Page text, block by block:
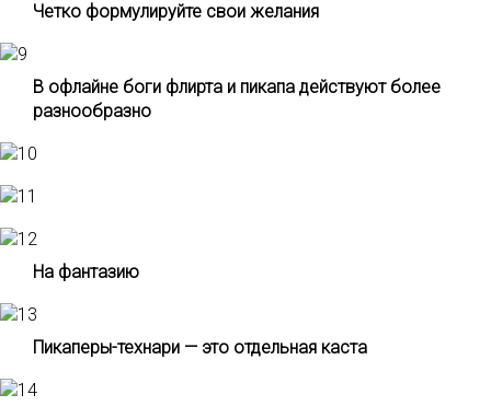
Четко формулируйте свои желания
В офлайне боги флирта и пикапа действуют более
разнообразно
На фантазию
Пикаперы-технари — это отдельная каста